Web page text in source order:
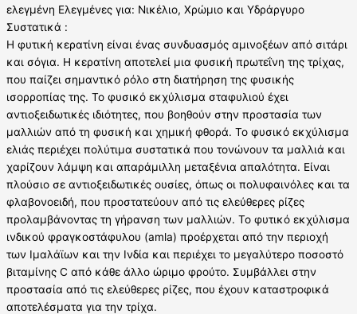
ελεγμένη Ελεγμένες για: Νικέλιο, Χρώμιο και Υδράργυρο
Συστατικά :
Η φυτική κερατίνη είναι ένας συνδυασμός αμινοξέων από σιτάρι
και σόγια. Η κερατίνη αποτελεί μια φυσική πρωτεΐνη της τρίχας,
που παίζει σημαντικό ρόλο στη διατήρηση της φυσικής
ισορροπίας της. Το φυσικό εκχύλισμα σταφυλιού έχει
αντιοξειδωτικές ιδιότητες, που βοηθούν στην προστασία των
μαλλιών από τη φυσική και χημική φθορά. Το φυσικό εκχύλισμα
ελιάς περιέχει πολύτιμα συστατικά που τονώνουν τα μαλλιά και
χαρίζουν λάμψη και απαράμιλλη μεταξένια απαλότητα. Είναι
πλούσιο σε αντιοξειδωτικές ουσίες, όπως οι πολυφαινόλες και τα
φλαβονοειδή, που προστατεύουν από τις ελεύθερες ρίζες
προλαμβάνοντας τη γήρανση των μαλλιών. Το φυτικό εκχύλισμα
ινδικού φραγκοστάφυλου (amla) προέρχεται από την περιοχή
των Ιμαλάϊων και την Ινδία και περιέχει το μεγαλύτερο ποσοστό
βιταμίνης C από κάθε άλλο ώριμο φρούτο. Συμβάλλει στην
προστασία από τις ελεύθερες ρίζες, που έχουν καταστροφικά
αποτελέσματα για την τρίχα.